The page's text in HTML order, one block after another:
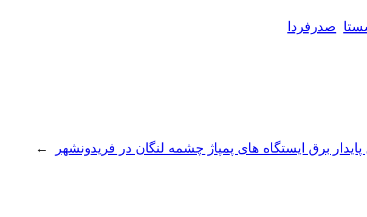
صدرفردا
پایدار برق ایستگاه های پمپاژ چشمه لنگان در فریدونشهر →